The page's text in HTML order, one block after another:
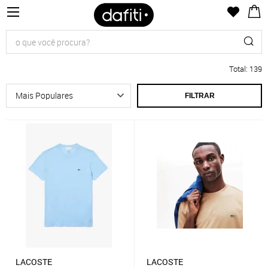
Total: 139
FILTRAR
LACOSTE
LACOSTE